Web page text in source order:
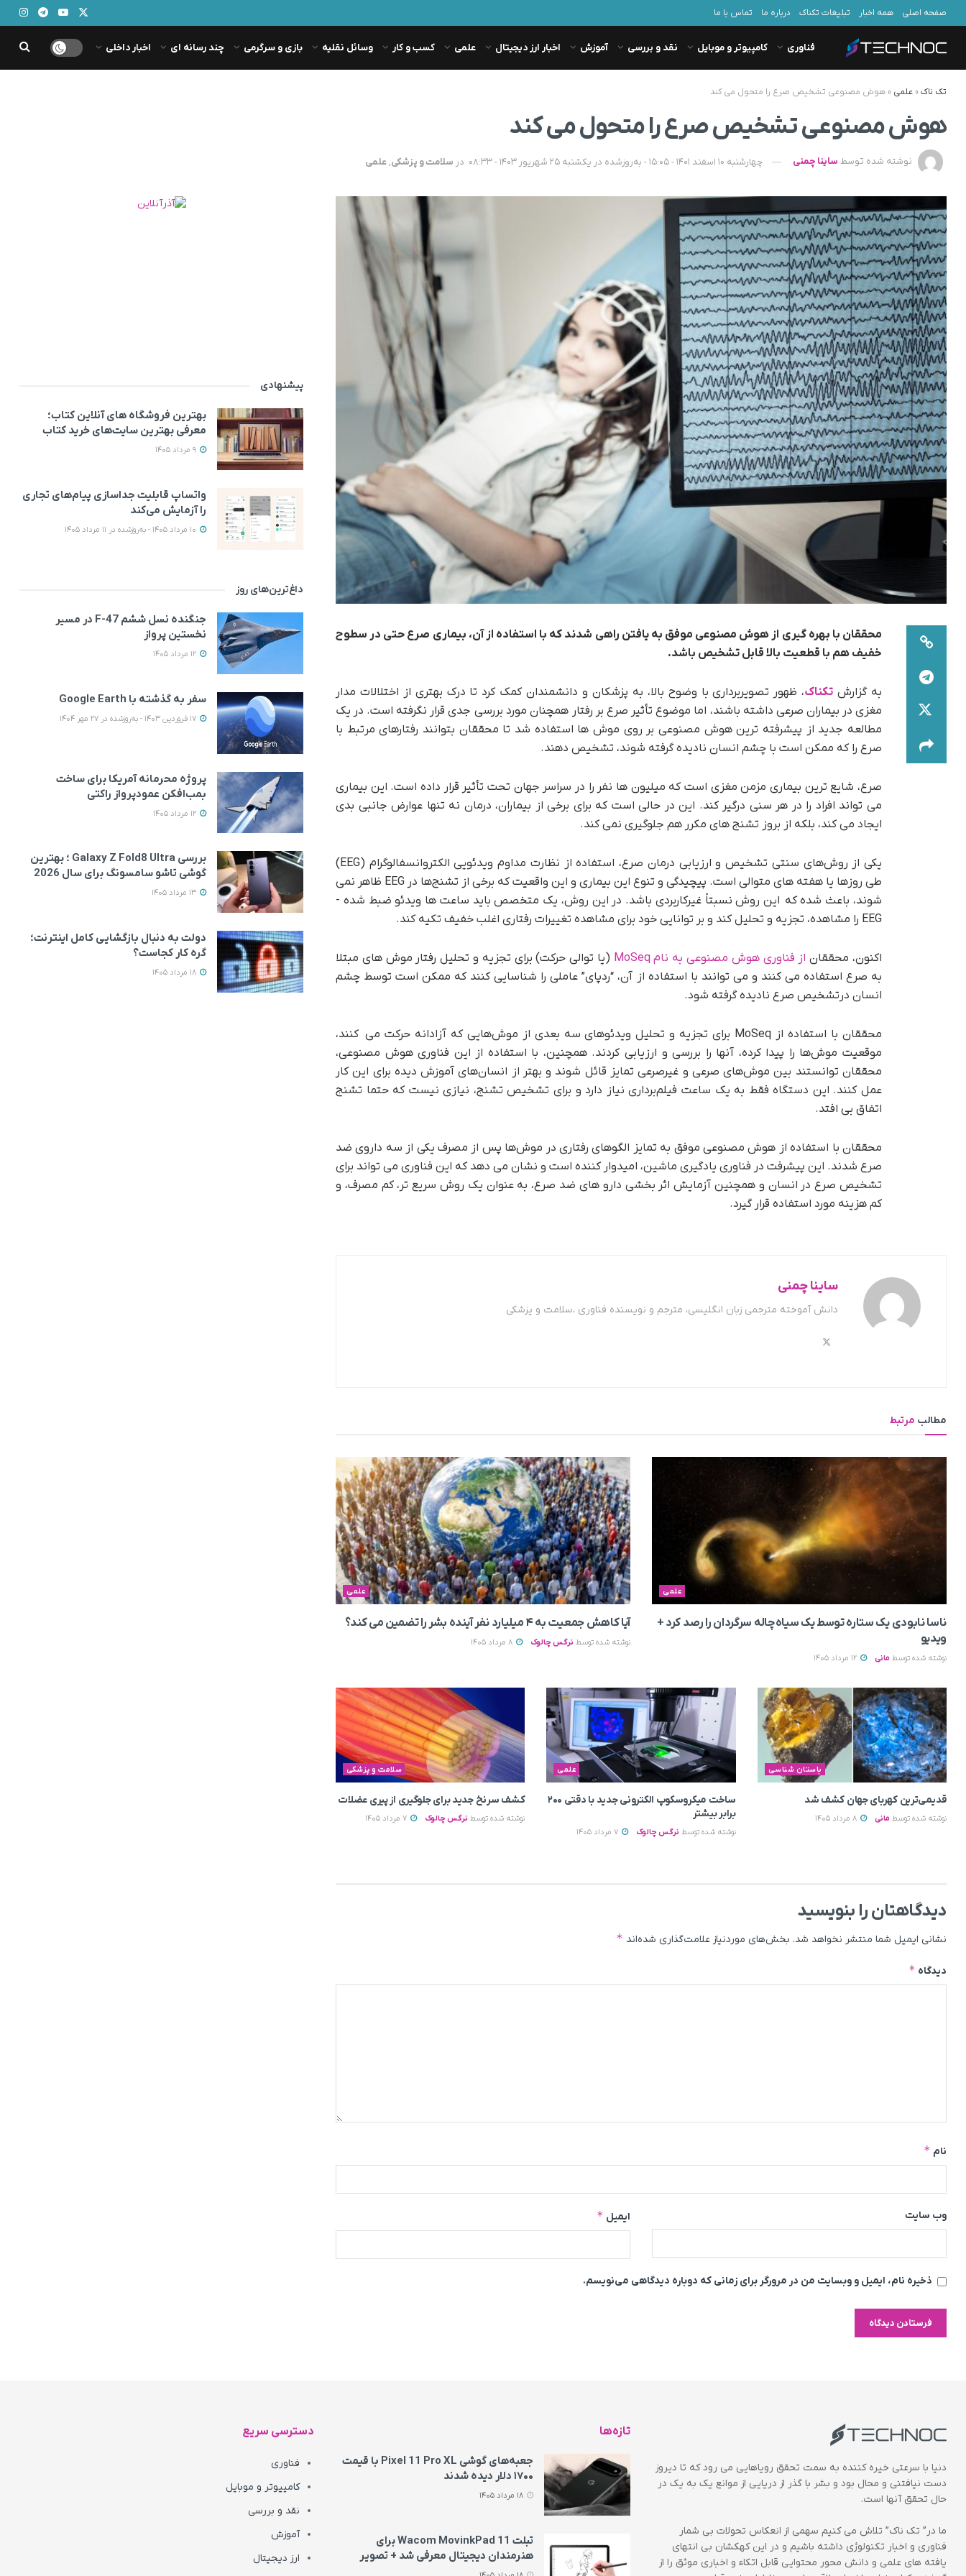
صفحه اصلی همه اخبار تبلیغات تکناک درباره ما تماس با ما
فناوری کامپیوتر و موبایل نقد و بررسی آموزش اخبار ارز دیجیتال علمی کسب و کار وسائل نقلیه بازی و سرگرمی چند رسانه ای اخبار داخلی
تک ناک» علمی » هوش مصنوعی تشخیص صرع را متحول می کند
هوش مصنوعی تشخیص صرع را متحول می کند
نوشته شده توسط ساینا چمنی چهارشنبه 10 اسفند 1401 - 15:05 - به‌روزشده در یکشنبه 25 شهریور 1403 - 08:33 در سلامت و پزشکی, علمی
محققان با بهره گیری از هوش مصنوعی موفق به یافتن راهی شدند که با استفاده از آن، بیماری صرع حتی در سطوح
خفیف هم با قطعیت بالا قابل تشخیص باشد.
به گزارش تکناک، ظهور تصویربرداری با وضوح بالا، به پزشکان و دانشمندان کمک کرد تا درک بهتری از اختلالات مدار
مغزی در بیماران صرعی داشته باشند، اما موضوع تأثیر صرع بر رفتار همچنان مورد بررسی جدی قرار نگرفته است. در یک
مطالعه جدید از پیشرفته ترین هوش مصنوعی بر روی موش ها استفاده شد تا محققان بتوانند رفتارهای مرتبط با
صرع را که ممکن است با چشم انسان نادیده گرفته شوند، تشخیص دهند.
صرع، شایع ‌ترین بیماری مزمن مغزی است که میلیون ‌ها نفر را در سراسر جهان تحت تأثیر قرار داده است. این بیماری
می ‌تواند افراد را در هر سنی درگیر کند. این در حالی است که برای برخی از بیماران، درمان نه تنها عوارض جانبی بدی
ایجاد می کند، بلکه از بروز تشنج های مکرر هم جلوگیری نمی کند.
یکی از روش‌های سنتی تشخیص و ارزیابی درمان صرع، استفاده از نظارت مداوم ویدئویی الکتروانسفالوگرام (EEG)
طی روزها یا هفته ‌های متوالی است. پیچیدگی و تنوع این بیماری و این واقعیت که برخی از تشنج‌ها در EEG ظاهر نمی
‌شوند، باعث شده که این روش نسبتاً غیرکاربردی باشد. در این روش، یک متخصص باید ساعت ‌ها ویدئو ضبط شده -
EEG را مشاهده، تجزیه و تحلیل کند و بر توانایی خود برای مشاهده تغییرات رفتاری اغلب خفیف تکیه کند.
اکنون، محققان از فناوری هوش مصنوعی به نام MoSeq
(یا توالی حرکت) برای تجزیه و تحلیل رفتار موش‌ های مبتلا
به صرع استفاده می ‌کنند و می‌ توانند با استفاده از آن، “ردپای” عاملی را شناسایی کنند که ممکن است توسط چشم
انسان درتشخیص صرع نادیده گرفته شود.
محققان با استفاده از MoSeq برای تجزیه و تحلیل ویدئوهای سه بعدی از موش‌هایی که آزادانه حرکت می کنند،
موقعیت موش‌ها را پیدا کرده، آنها را بررسی و ارزیابی کردند. همچنین، با استفاده از این فناوری هوش مصنوعی،
محققان توانستند بین موش‌های صرعی و غیرصرعی تمایز قائل شوند و بهتر از انسان‌های آموزش‌ دیده برای این کار
عمل کنند. این دستگاه فقط به یک ساعت فیلم‌برداری نیاز دارد و برای تشخیص تشنج، نیازی نیست که حتما تشنج
اتفاق بی افتد.
محققان با استفاده از هوش مصنوعی موفق به تمایز الگوهای رفتاری در موش‌ها پس از مصرف یکی از سه داروی ضد
صرع شدند. این پیشرفت در فناوری یادگیری ماشین، امیدوار کننده است و نشان می‌ دهد که این فناوری می ‌تواند برای
تشخیص صرع در انسان و همچنین آزمایش اثر بخشی دارو های ضد صرع، به‌ عنوان یک روش سریع ‌تر، کم ‌مصرف، و
کم‌ هزینه مورد استفاده قرار گیرد.
ساینا چمنی
دانش آموخته مترجمی زبان انگلیسی، مترجم و نویسنده فناوری ،سلامت و پزشکی
مطالب مرتبط
علمی
ناسا نابودی یک ستاره توسط یک سیاه‌چاله سرگردان را رصد کرد +
ویدیو
نوشته شده توسط مانی
علمی
آیا کاهش جمعیت به ۴ میلیارد نفر آینده بشر را تضمین می‌ کند؟
نوشته شده توسط نرگس چالوک
باستان شناسی
قدیمی‌ترین کهربای جهان کشف شد
نوشته شده توسط مانی
علمی
ساخت میکروسکوپ الکترونی جدید با دقتی ۲۰۰
برابر بیشتر
نوشته شده توسط نرگس چالوک 7 مرداد 1405
سلامت و پزشکی
کشف سرنخ جدید برای جلوگیری از پیری عضلات
نوشته شده توسط نرگس چالوک
دیدگاهتان را بنویسید
نشانی ایمیل شما منتشر نخواهد شد. بخش‌های موردنیاز علامت‌گذاری شده‌اند *
دیدگاه *
نام *
ایمیل * وب‌ سایت
ذخیره نام، ایمیل و وبسایت من در مرورگر برای زمانی که دوباره دیدگاهی می‌نویسم.
پیشنهادی
بهترین فروشگاه های آنلاین کتاب؛
معرفی بهترین سایت‌های خرید کتاب
واتساپ قابلیت جداسازی پیام‌های تجاری
را آزمایش می‌کند
داغ‌ترین‌های روز
جنگنده نسل ششم F-47 در مسیر
نخستین پرواز
سفر به گذشته با Google Earth
پروژه محرمانه آمریکا برای ساخت
بمب‌افکن عمودپرواز راکتی
بررسی Galaxy Z Fold8 Ultra ؛ بهترین
گوشی تاشو سامسونگ برای سال 2026
دولت به دنبال بازگشایی کامل اینترنت؛
گره کار کجاست؟
دنیا با سرعتی خیره کننده به سمت تحقق رویاهایی می رود که تا دیروز
دست نیافتنی و محال بود و بشر با گذر از دریایی از موانع یک به یک در
حال تحقق آنها است.
ما در” تک ناک” تلاش می کنیم سهمی از انعکاس تحولات بی شمار
فناوری و اخبار تکنولوژی داشته باشیم و در این کهکشان بی انتهای
یافته های علمی و دانش محور محتوایی قابل اتکاء و اخباری موثق را از
تازه‌ها
جعبه‌های گوشی Pixel 11 Pro XL با قیمت
۱۷۰۰ دلار دیده شدند
تبلت Wacom MovinkPad 11 برای
هنرمندان دیجیتال معرفی شد + تصویر
دسترسی سریع
فناوری
کامپیوتر و موبایل
نقد و بررسی
آموزش
ارز دیجیتال